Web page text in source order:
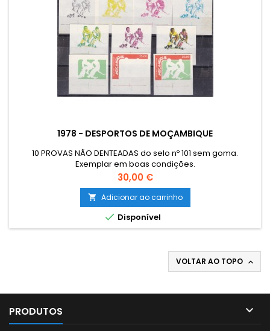
1978 - DESPORTOS DE MOÇAMBIQUE
10 PROVAS NÃO DENTEADAS do selo nº 101 sem goma.
Exemplar em boas condições.
Preço
30,00 €
 Adicionar ao carrinho
 Disponível
VOLTAR AO TOPO 
PRODUTOS 